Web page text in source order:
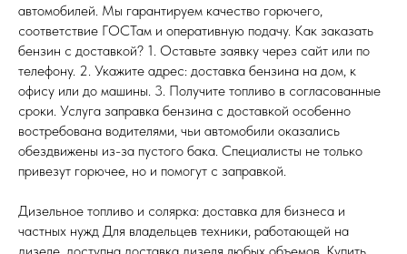
автомобилей. Мы гарантируем качество горючего,
соответствие ГОСТам и оперативную подачу. Как заказать
бензин с доставкой? 1. Оставьте заявку через сайт или по
телефону. 2. Укажите адрес: доставка бензина на дом, к
офису или до машины. 3. Получите топливо в согласованные
сроки. Услуга заправка бензина с доставкой особенно
востребована водителями, чьи автомобили оказались
обездвижены из-за пустого бака. Специалисты не только
привезут горючее, но и помогут с заправкой.
Дизельное топливо и солярка: доставка для бизнеса и
частных нужд Для владельцев техники, работающей на
дизеле, доступна доставка дизеля любых объемов. Купить